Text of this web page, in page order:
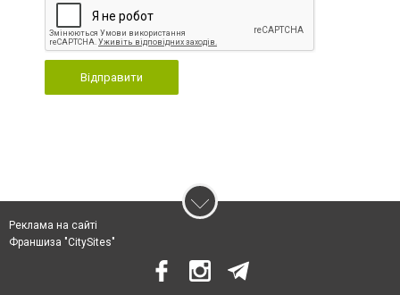
Відправити
Реклама на сайті
Франшиза "CitySites"